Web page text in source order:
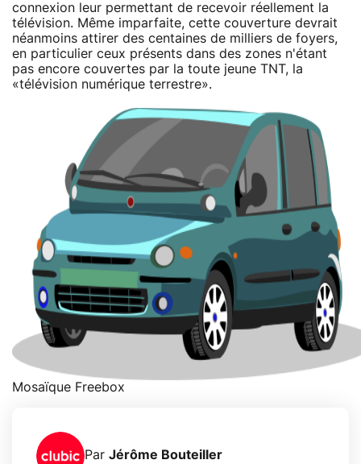
connexion leur permettant de recevoir réellement la
télévision. Même imparfaite, cette couverture devrait
néanmoins attirer des centaines de milliers de foyers,
en particulier ceux présents dans des zones n'étant
pas encore couvertes par la toute jeune TNT, la
«télévision numérique terrestre».
Mosaïque Freebox
Par Jérôme Bouteiller